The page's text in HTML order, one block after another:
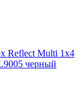
Reflect Multi 1x4
черный